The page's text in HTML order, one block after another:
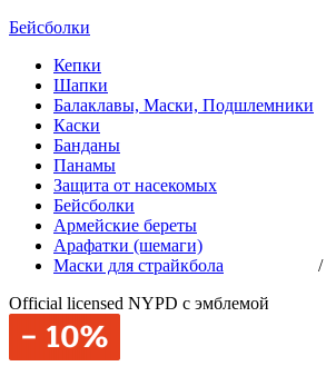
Бейсболки
Кепки
Шапки
Балаклавы, Маски, Подшлемники
Каски
Банданы
Панамы
Защита от насекомых
Бейсболки
Армейские береты
Арафатки (шемаги)
Маски для страйкбола
/
Official licensed NYPD с эмблемой